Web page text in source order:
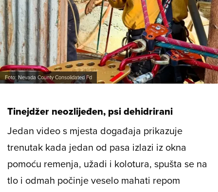
Foto: Nevada County Consolidated Fd
Tinejdžer neozlijeđen, psi dehidrirani
Jedan video s mjesta događaja prikazuje
trenutak kada jedan od pasa izlazi iz okna
pomoću remenja, užadi i kolotura, spušta se na
tlo i odmah počinje veselo mahati repom